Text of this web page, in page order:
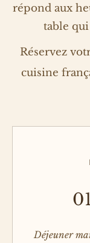
répond aux
table
Réservez
cuisine
Déjeuner